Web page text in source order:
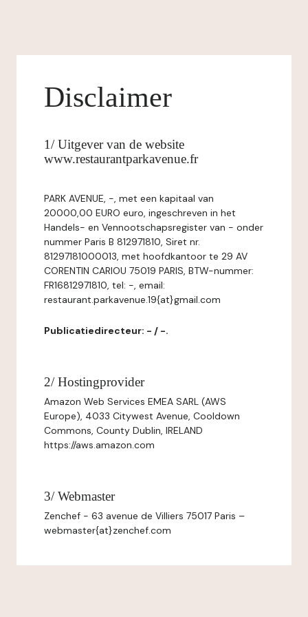
Disclaimer
1/ Uitgever van de website
www.restaurantparkavenue.fr
PARK AVENUE, -, met een kapitaal van
20000,00 EURO euro, ingeschreven in het
Handels- en Vennootschapsregister van - onder
nummer Paris B 812971810, Siret nr.
81297181000013, met hoofdkantoor te 29 AV
CORENTIN CARIOU 75019 PARIS, BTW-nummer:
FR16812971810, tel: -, email:
restaurant.parkavenue.19{at}gmail.com
Publicatiedirecteur: - / -.
2/ Hostingprovider
Amazon Web Services EMEA SARL (AWS
Europe), 4033 Citywest Avenue, Cooldown
Commons, County Dublin, IRELAND
https://aws.amazon.com
3/ Webmaster
Zenchef - 63 avenue de Villiers 75017 Paris –
webmaster{at}zenchef.com